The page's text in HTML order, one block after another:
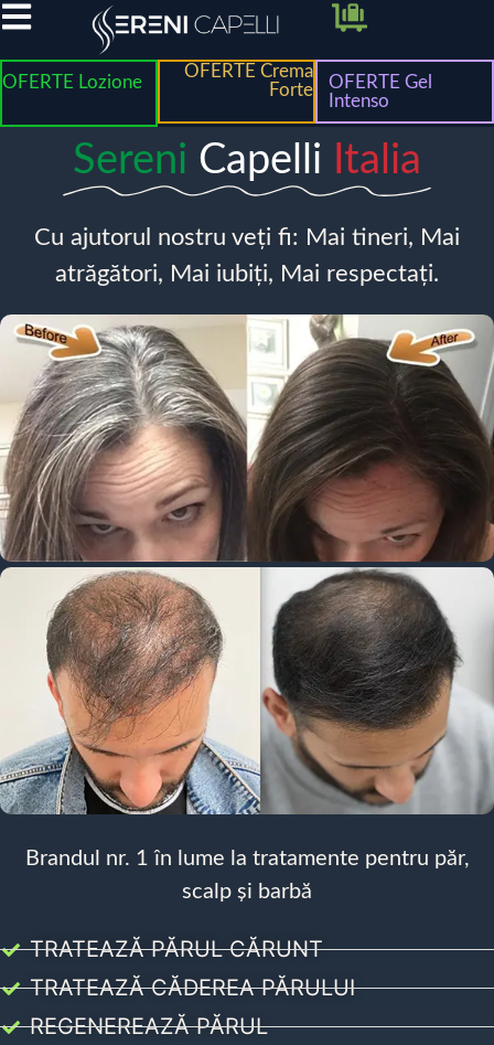
OFERTE Lozione
OFERTE Crema
Forte
OFERTE Gel
Intenso
Sereni Capelli Italia
Cu ajutorul nostru veți fi: Mai tineri, Mai
atrăgători, Mai iubiți, Mai respectați.
Brandul nr. 1 în lume la tratamente pentru păr,
scalp și barbă
TRATEAZĂ PĂRUL CĂRUNT
TRATEAZĂ CĂDEREA PĂRULUI
REGENEREAZĂ PĂRUL